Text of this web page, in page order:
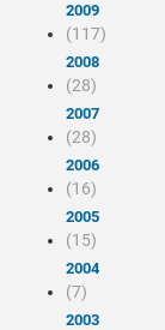
2009
(117)
2008
(28)
2007
(28)
2006
(16)
2005
(15)
2004
(7)
2003